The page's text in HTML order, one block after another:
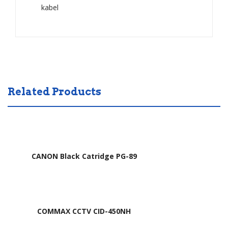
kabel
Related Products
CANON Black Catridge PG-89
COMMAX CCTV CID-450NH